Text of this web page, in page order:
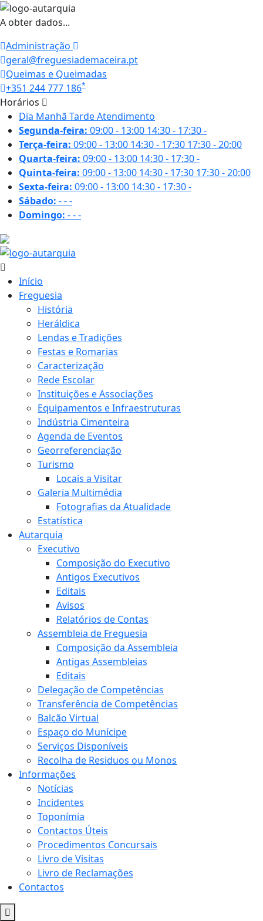
A obter dados...
Administração
geral@freguesiademaceira.pt
Queimas e Queimadas
+351 244 777 186*
Horários
Dia Manhã TardeAtendimento
Segunda-feira: 09:00 - 13:00 14:30 - 17:30-
Terça-feira: 09:00 - 13:00 14:30 - 17:30 17:30 - 20:00
Quarta-feira: 09:00 - 13:00 14:30 - 17:30-
Quinta-feira: 09:00 - 13:00 14:30 - 17:30 17:30 - 20:00
Sexta-feira: 09:00 - 13:00 14:30 - 17:30-
Sábado: ---
Domingo: ---
Início
Freguesia
História
Heráldica
Lendas e Tradições
Festas e Romarias
Caracterização
Rede Escolar
Instituições e Associações
Equipamentos e Infraestruturas
Indústria Cimenteira
Agenda de Eventos
Georreferenciação
Turismo
Locais a Visitar
Galeria Multimédia
Fotografias da Atualidade
Estatística
Autarquia
Executivo
Composição do Executivo
Antigos Executivos
Editais
Avisos
Relatórios de Contas
Assembleia de Freguesia
Composição da Assembleia
Antigas Assembleias
Editais
Delegação de Competências
Transferência de Competências
Balcão Virtual
Espaço do Munícipe
Serviços Disponíveis
Recolha de Residuos ou Monos
Informações
Notícias
Incidentes
Toponímia
Contactos Úteis
Procedimentos Concursais
Livro de Visitas
Livro de Reclamações
Contactos